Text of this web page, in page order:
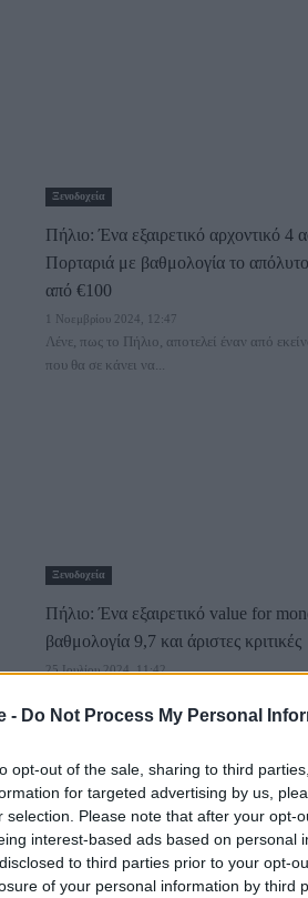
- Do Not Process My Personal
opt-out of the sale, sharing to third
for targeted advertising by us,
selection. Please note that after your opt-
interest-based ads based on personal
to third parties prior to your opt-
of your personal information by third
Ξενοδοχεία
Πήλιο: Ένα εξαιρετικό αρχοντικό 4
Πορταριά με βαθμολογία το
από €100
1 Νοεμβρίου 2024, 12:47
Λένε, πως το Πήλιο, αποτελεί έναν από
που θα σε κάνει να...
Ξενοδοχεία
Πήλιο: Ένα εξαιρετικό value for
βαθμολογία 9,7 και άριστες κριτικές
25 Ιουλίου 2024, 11:42
των θεών του Ολύμπου,...